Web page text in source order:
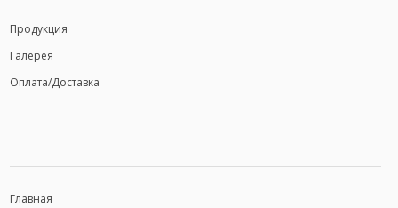
Продукция
Галерея
Оплата/Доставка
Главная